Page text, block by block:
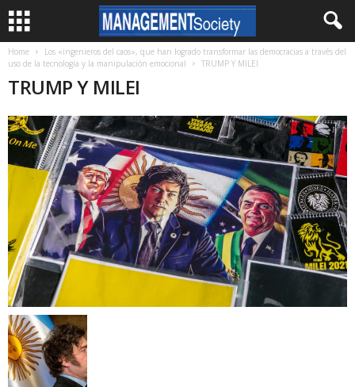
Home
Los «ingenieros del caos», que han logrado transformar las democracias a través del
uso de la tecnología y la manipulación emocional
TRUMP Y MILEI
TRUMP Y MILEI